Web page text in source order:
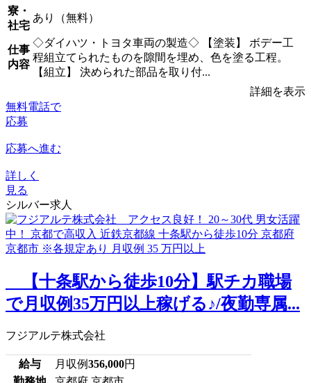
寮・
社宅
あり（無料）
仕事
内容
◇ダイハツ・トヨタ車両の製造◇ 【塗装】 ボデー工
程組立てられたものを隙間を埋め、色を塗る工程。
【組立】 決められた部品を取り付...
詳細を表示
無料電話で
応募
応募へ進む
詳しく
見る
シルバー求人
【十条駅から徒歩10分】駅チカ職場
で月収例35万円以上稼げる♪/夜勤専属...
フジアルテ株式会社
給与 月収例356,000円